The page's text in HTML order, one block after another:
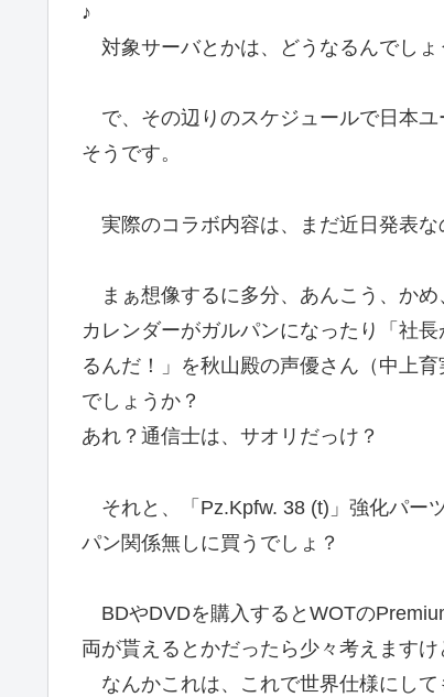
♪
対象サーバとかは、どうなるんでしょ
で、その辺りのスケジュールで日本
そうです。
実際のコラボ内容は、まだ近日発表な
まぁ想像するに多分、あんこう、か
カレンダーがガルパンになったり「社
るんだ！」を秋山殿の声優さん（中上
でしょうか？
あれ？通信士は、サオリだっけ？
それと、「Pz.Kpfw. 38 (t)」強化パー
パン関係無しに買うでしょ？
BDやDVDを購入するとWOTの
両が貰えるとかだったら少々考えますけ
なんかこれは、これで世界仕様にし